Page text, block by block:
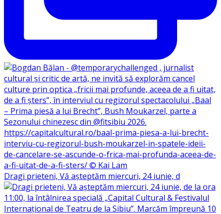
Dragi prieteni, Vă așteptăm miercuri, 24 iunie, d